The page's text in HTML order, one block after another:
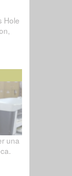
Hole
una